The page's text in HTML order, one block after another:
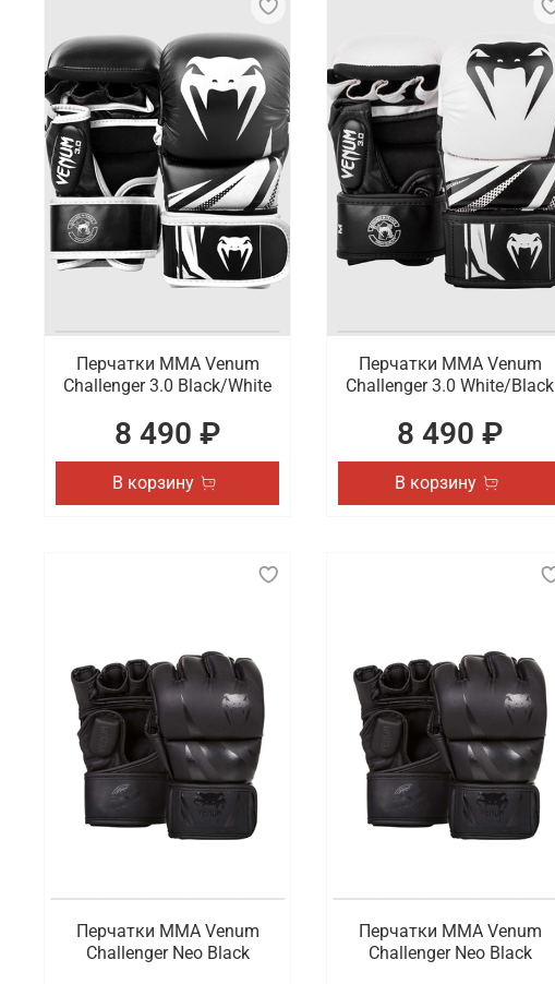
Перчатки ММА Venum
Challenger 3.0 Black/White
8 490 ₽
В корзину
Перчатки ММА Venum
Challenger 3.0 White/Black
8 490 ₽
В корзину
Перчатки ММА Venum
Challenger Neo Black
Перчатки ММА Venum
Challenger Neo Black